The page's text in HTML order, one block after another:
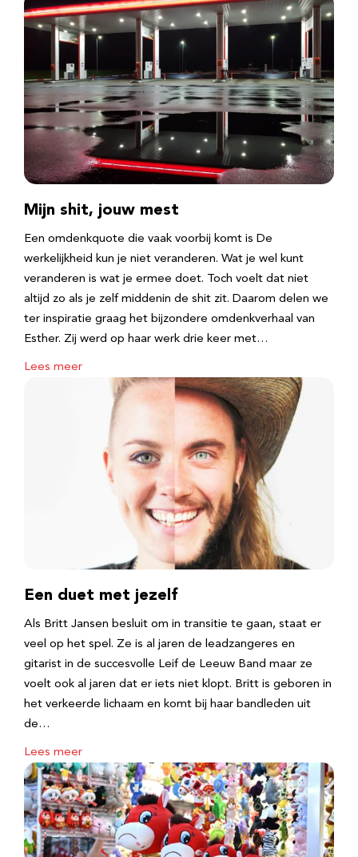
Mijn shit, jouw mest
Een omdenkquote die vaak voorbij komt is De
werkelijkheid kun je niet veranderen. Wat je wel kunt
veranderen is wat je ermee doet. Toch voelt dat niet
altijd zo als je zelf middenin de shit zit. Daarom delen we
ter inspiratie graag het bijzondere omdenkverhaal van
Esther. Zij werd op haar werk drie keer met…
Lees meer
Een duet met jezelf
Als Britt Jansen besluit om in transitie te gaan, staat er
veel op het spel. Ze is al jaren de leadzangeres en
gitarist in de succesvolle Leif de Leeuw Band maar ze
voelt ook al jaren dat er iets niet klopt. Britt is geboren in
het verkeerde lichaam en komt bij haar bandleden uit
de…
Lees meer